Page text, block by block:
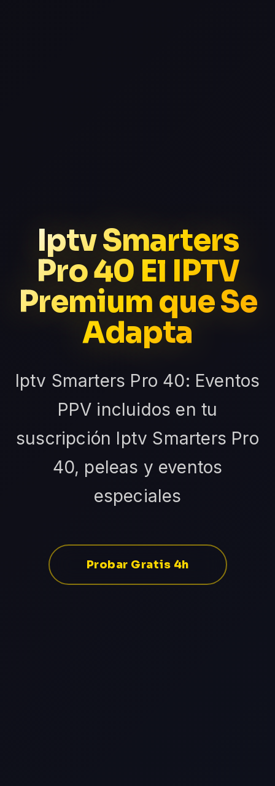
Iptv Smarters
Pro 40 El IPTV
Premium que Se
Adapta
Iptv Smarters Pro 40: Eventos
PPV incluidos en tu
suscripción Iptv Smarters Pro
40, peleas y eventos
especiales
Probar Gratis 4h